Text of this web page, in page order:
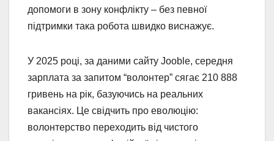
допомоги в зону конфлікту – без певної
підтримки така робота швидко виснажує.
У 2025 році, за даними сайту Jooble, середня
зарплата за запитом “волонтер” сягає 210 888
гривень на рік, базуючись на реальних
вакансіях. Це свідчить про еволюцію:
волонтерство переходить від чистого